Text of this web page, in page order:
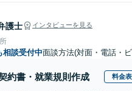
護士 インタビューを見る
相談受付中面談方法(対面・電話・
約書・就業規則作成 料金